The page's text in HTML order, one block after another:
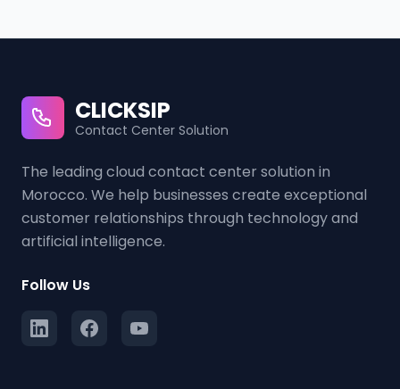
CLICKSIP
Contact Center Solution
The leading cloud contact center solution in
Morocco. We help businesses create exceptional
customer relationships through technology and
artificial intelligence.
Follow Us